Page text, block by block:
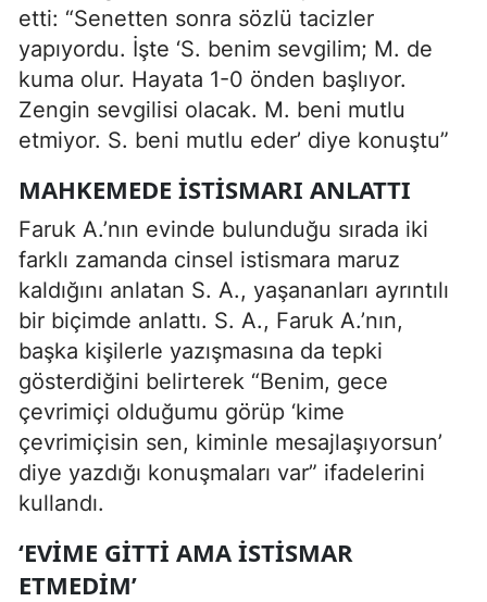
etti: “Senetten sonra sözlü tacizler
yapıyordu. İşte ‘S. benim sevgilim; M. de
kuma olur. Hayata 1-0 önden başlıyor.
Zengin sevgilisi olacak. M. beni mutlu
etmiyor. S. beni mutlu eder’ diye konuştu”
MAHKEMEDE İSTİSMARI ANLATTI
Faruk A.’nın evinde bulunduğu sırada iki
farklı zamanda cinsel istismara maruz
kaldığını anlatan S. A., yaşananları ayrıntılı
bir biçimde anlattı. S. A., Faruk A.’nın,
başka kişilerle yazışmasına da tepki
gösterdiğini belirterek “Benim, gece
çevrimiçi olduğumu görüp ‘kime
çevrimiçisin sen, kiminle mesajlaşıyorsun’
diye yazdığı konuşmaları var” ifadelerini
kullandı.
‘EVİME GİTTİ AMA İSTİSMAR
ETMEDİM’